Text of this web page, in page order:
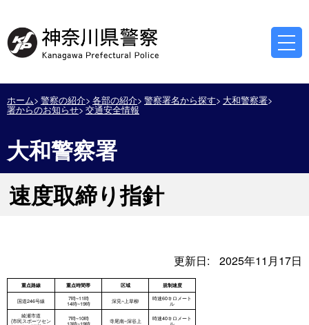
ホーム 警察の紹介 各部の紹介 警察署名から探す 大和警察署
署からのお知らせ 交通安全情報
大和警察署
速度取締り指針
更新日: 2025年11月17日